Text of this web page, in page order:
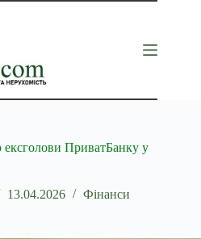
ПриватБанку у
13.04.2026 Фінанси